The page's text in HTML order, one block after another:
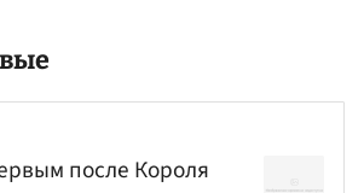
после Короля